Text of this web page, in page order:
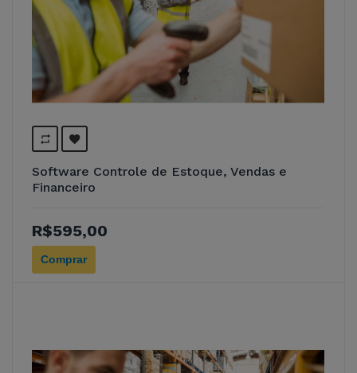
Software Controle de Estoque, Vendas e
Financeiro
R$595,00
Comprar